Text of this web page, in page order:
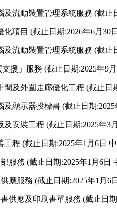
及流動裝置管理系統服務 (截止
化項目 (截止日期:2026年6月30
及流動裝置管理系統服務 (截止
援」服務 (截止日期:2025年9
間及外圍走廊優化工程 (截止日
及顯示器投標書 (截止日期
及安裝工程 (截止日期:2025年3
工程 (截止日期:2025年1月6日
服務 (截止日期:2025年1月6日
應服務 (截止日期:2025年1月6
書供應及印刷書單服務 (截止日